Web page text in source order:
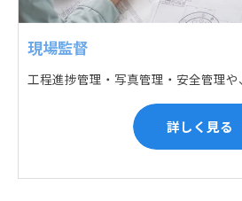
現場監督
詳しく見る